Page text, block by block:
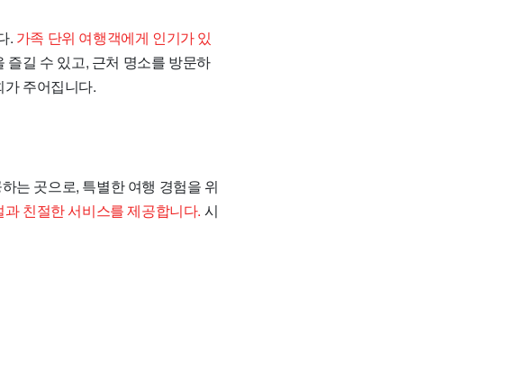
. 가족 단위 여행객에게 인기가 있
길 수 있고, 근처 명소를 방문하
주어집니다.
는 곳으로, 특별한 여행 경험을 위
친절한 서비스를 제공합니다. 시